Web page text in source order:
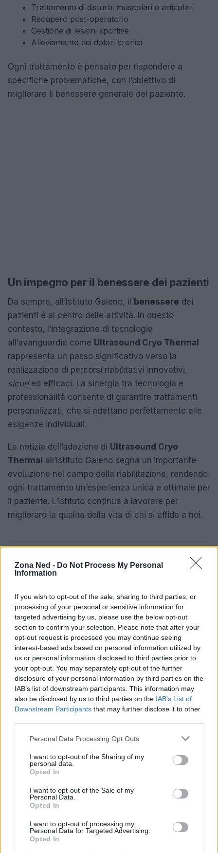
Zona Ned - Do Not Process My Personal
Information
If you wish to opt-out of the sale, sharing to third parties, or
processing of your personal or sensitive information for
targeted advertising by us, please use the below opt-out
section to confirm your selection. Please note that after your
opt-out request is processed you may continue seeing
interest-based ads based on personal information utilized by
us or personal information disclosed to third parties prior to
your opt-out. You may separately opt-out of the further
disclosure of your personal information by third parties on the
IAB’s list of downstream participants. This information may
also be disclosed by us to third parties on the IAB’s List of
Downstream Participants that may further disclose it to other
Please note that this website/app uses one or more Google
not limited to your visit or usage behaviour. You may click to
grant or deny consent to Google and its third-party tags to
use your data for below specified purposes in below Google
consent section.
Personal Data Processing Opt Outs
I want to opt-out of the Sharing of my
personal data.
Opted In
I want to opt-out of the Sale of my
Personal Data.
Opted In
I want to opt-out of processing my
Personal Data for Targeted Advertising.
Opted In
Trattamento di disturbi muscolari e articolari
Recupero post-operatorio
Gestione di lesioni sportive
Alleviamento dei dolori cronici
Ogni trattamento è pensato per rispondere a
specifiche problematiche, con l’obiettivo di
migliorare il benessere generale del paziente.
Un impegno per il benessere dei pazienti
Da sempre, all’Istituto Galeno, il benessere dei
pazienti è al centro delle attività. In questo
contesto, l’integrazione di tecnologie
all’avanguardia come Ultrasound Cryo Thermal
rappresenta un passo significativo verso la
realizzazione di percorsi riabilitativi innovativi,
sicuried efficaci. La sinergia tra tecnologia e
professionalità consente di garantire trattamenti
personalizzati, che si adattano perfettamente alle
esigenze individuali.
La notizia dell’adozione di Ultrasound Cryo
Thermal all’Istituto Galeno segna un’importante
evoluzione nel campo della riabilitazione, rendendo
ogni trattamento un’esperienza unica e ottimale per
il paziente. L’istituto continua a lavorare per
migliorare la qualità della vita di chi si affida a noi.
Staff
Continua a leggere
NERD NEWS